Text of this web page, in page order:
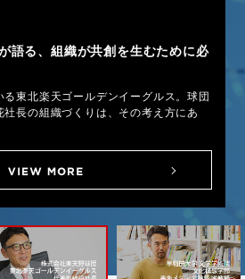
語る、組織が共創を生むために必
東北楽天ゴールデンイーグルス。球団
社長の組織づくりは、その考え方にあ